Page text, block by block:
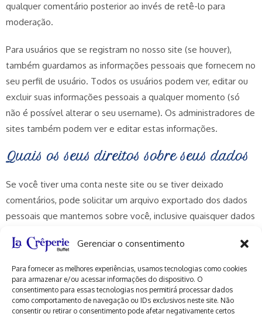
Gerenciar o consentimento
Para fornecer as melhores experiências, usamos tecnologias como cookies
para armazenar e/ou acessar informações do dispositivo. O
consentimento para essas tecnologias nos permitirá processar dados
como comportamento de navegação ou IDs exclusivos neste site. Não
consentir ou retirar o consentimento pode afetar negativamente certos
qualquer comentário posterior ao invés de retê-lo para
moderação.
Para usuários que se registram no nosso site (se houver),
também guardamos as informações pessoais que fornecem no
seu perfil de usuário. Todos os usuários podem ver, editar ou
excluir suas informações pessoais a qualquer momento (só
não é possível alterar o seu username). Os administradores de
sites também podem ver e editar estas informações.
Quais os seus direitos sobre seus dados
Se você tiver uma conta neste site ou se tiver deixado
comentários, pode solicitar um arquivo exportado dos dados
pessoais que mantemos sobre você, inclusive quaisquer dados
removamos qualquer dado pessoal que mantemos sobre
você. Isto não inclui nenhuns dados que somos obrigados a
manter para propósitos administrativos, legais ou de
segurança.